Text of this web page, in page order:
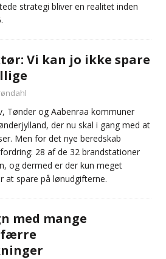
strategi bliver en realitet inden
Vi kan jo ikke spare
Tønder og Aabenraa kommuner
der nu skal i gang med at
Men for det nye beredskab
28 af de 32 brandstationer
og dermed er der kun meget
at spare på lønudgifterne.
med mange
færre